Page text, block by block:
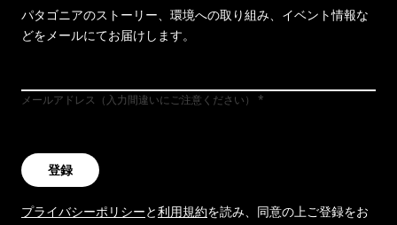
パタゴニアのストーリー、環境への取り組み、イベント情報な
どをメールにてお届けします。
メールアドレス（入力間違いにご注意ください）
登録
プライバシーポリシーと利用規約を読み、同意の上ご登録をお